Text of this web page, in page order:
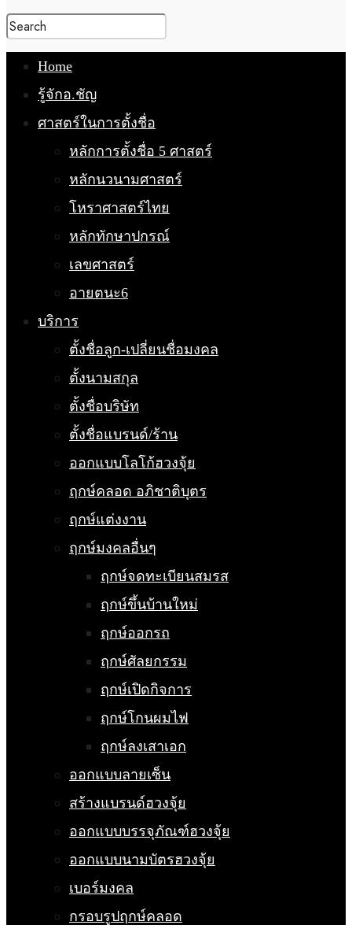
Home
รู้จักอ.ชัญ
ศาสตร์ในการตั้งชื่อ
หลักการตั้งชื่อ 5 ศาสตร์
หลักนวนามศาสตร์
โหราศาสตร์ไทย
หลักทักษาปกรณ์
เลขศาสตร์
อายตนะ6
บริการ
ตั้งชื่อลูก-เปลี่ยนชื่อมงคล
ตั้งนามสกุล
ตั้งชื่อบริษัท
ตั้งชื่อแบรนด์/ร้าน
ออกแบบโลโก้ฮวงจุ้ย
ฤกษ์คลอด อภิชาติบุตร
ฤกษ์แต่งงาน
ฤกษ์มงคลอื่นๆ
ฤกษ์จดทะเบียนสมรส
ฤกษ์ขึ้นบ้านใหม่
ฤกษ์ออกรถ
ฤกษ์ศัลยกรรม
ฤกษ์เปิดกิจการ
ฤกษ์โกนผมไฟ
ฤกษ์ลงเสาเอก
ออกแบบลายเซ็น
สร้างแบรนด์ฮวงจุ้ย
ออกแบบบรรจุภัณฑ์ฮวงจุ้ย
ออกแบบนามบัตรฮวงจุ้ย
เบอร์มงคล
กรอบรูปฤกษ์คลอด